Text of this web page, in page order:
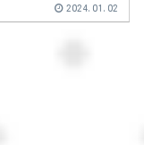
2024.01.02